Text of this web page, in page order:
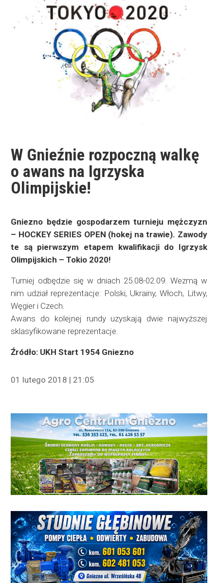
W Gnieźnie rozpoczną walkę
o awans na Igrzyska
Olimpijskie!
Gniezno będzie gospodarzem turnieju mężczyzn
– HOCKEY SERIES OPEN (hokej na trawie). Zawody
te są pierwszym etapem kwalifikacji do Igrzysk
Olimpijskich – Tokio 2020!
Turniej odbędzie się w dniach 25.08-02.09. Wezmą w
nim udział reprezentacje: Polski, Ukrainy, Włoch, Litwy,
Węgier i Czech.
Awans do kolejnej rundy uzyskają dwie najwyższej
sklasyfikowane reprezentacje.
Źródło: UKH Start 1954 Gniezno
01 lutego 2018 | 21:05